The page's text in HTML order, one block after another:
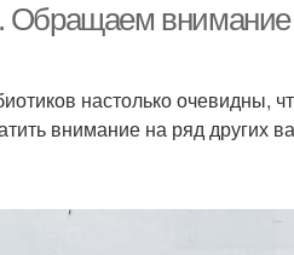
Обращаем
настолько очевидны,
внимание на ряд других